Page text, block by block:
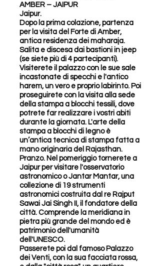
AMBER – JAIPUR
Jaipur.
Dopo la prima colazione, partenza
per la visita del Forte di Amber,
antica residenza dei maharaja.
Salita e discesa dai bastioni in jeep
(se siete più di 4 partecipanti).
Visiterete il palazzo con le sue sale
incastonate di specchi e l'antico
harem, un vero e proprio labirinto. Poi
proseguirete con la visita alla sede
della stampa a blocchi tessili, dove
potrete far realizzare i vostri abiti
durante la giornata. L'arte della
stampa a blocchi di legno è
un’antica tecnica di stampa fatta a
mano originaria del Rajasthan.
Pranzo. Nel pomeriggio tornerete a
Jaipur per visitare l'osservatorio
astronomico o Jantar Mantar, una
collezione di 19 strumenti
astronomici costruita dal re Rajput
Sawai Jai Singh II, il fondatore della
città. Comprende la meridiana in
pietra più grande del mondo ed è
patrimonio dell'umanità
dell'UNESCO.
Passerete poi dal famoso Palazzo
dei Venti, con la sua facciata rossa,